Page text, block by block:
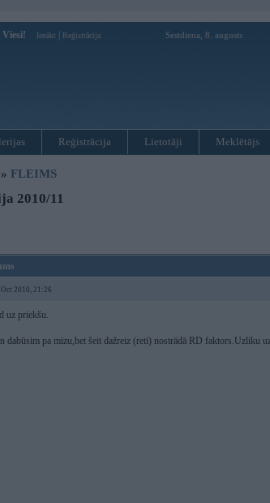
Viesi! Ienākt Reģistrācija Sestdiena, 8. augusts
Reģistrācija Lietotāji Meklētājs
» FLEIMS
2010/11
Oct 2010, 21:26
uz priekšu.
dabūsim pa mizu,bet šeit dažreiz (reti) nostrādā RD faktors.Uzliku